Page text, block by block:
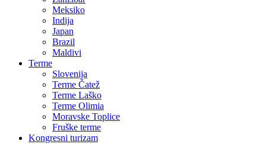
Meksiko
Indija
Japan
Brazil
Maldivi
Terme
Slovenija
Terme Čatež
Terme Laško
Terme Olimia
Moravske Toplice
Fruške terme
Kongresni turizam